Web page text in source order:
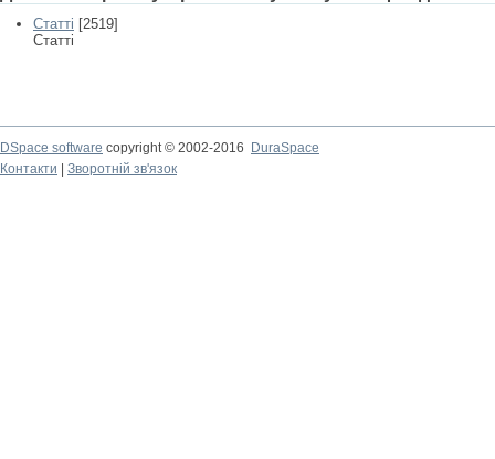
Статті [2519]
Статті
DSpace software copyright © 2002-2016
DuraSpace
Контакти
Зворотній зв'язок